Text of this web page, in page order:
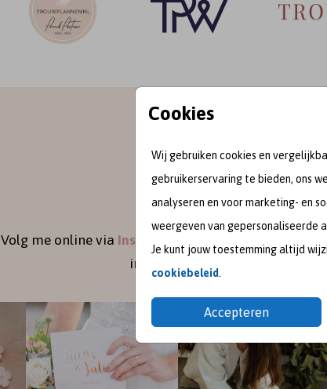
Cookies
Wij gebruiken cookies en
gebruikerservaring te bieden, ons
analyseren en voor marketing- en
weergeven van gepersonaliseerde
Je kunt jouw toestemming altijd
cookiebeleid
Accepteren
Volg me online via Instagram
voor de
inspireer je graag met mooie